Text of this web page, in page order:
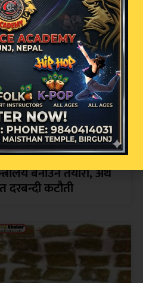
खबर
सुधार
बनाउने तयारी, अर्थ
दरबन्दी कटौती